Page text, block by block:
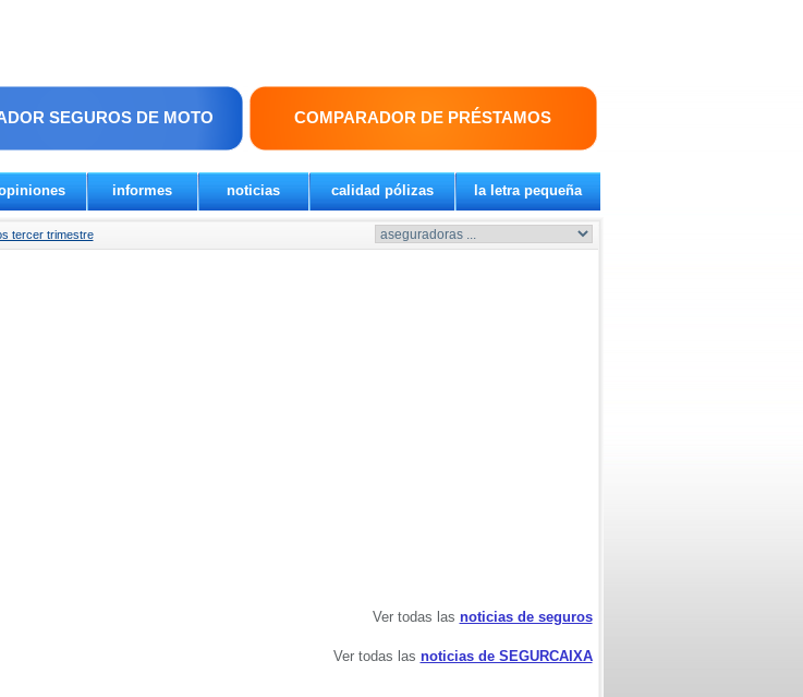
SEGUROS DE MOTO COMPARADOR DE PRÉSTAMOS
informes noticias calidad pólizas la letra pequeña
tercer trimestre
Ver todas las noticias de seguros
Ver todas las noticias de SEGURCAIXA